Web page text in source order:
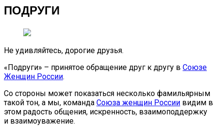
ПОДРУГИ
Не удивляйтесь, дорогие друзья.
«Подруги» – принятое обращение друг к другу в Союзе
Женщин России.
Со стороны может показаться несколько фамильярным
такой тон, а мы, команда Союза женщин России видим в
этом радость общения, искренность, взаимоподдержку
и взаимоуважение.